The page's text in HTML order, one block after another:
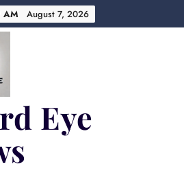
August 7, 2026
Eye